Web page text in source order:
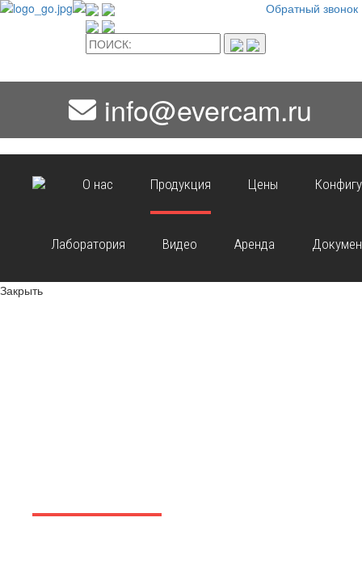
Обратный звонок
info@evercam.ru
О нас Продукция Цены
Лаборатория Видео Аренда
Закрыть